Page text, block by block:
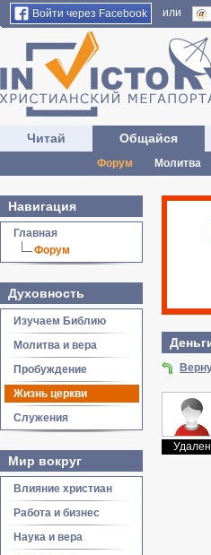
Войти через Facebook или
Читай Общайся
Форум Молитва
Навигация
Главная
Форум
Духовность
Изучаем Библию
Молитва и вера
Пробуждение
Жизнь церкви
Служения
Мир вокруг
Влияние христиан
Работа и бизнес
Наука и вера
Удален